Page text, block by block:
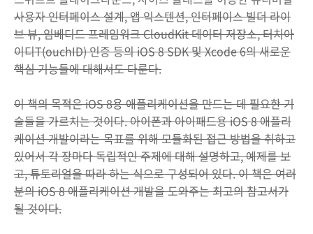
사용자 인터페이스 설계, 앱 익스텐션, 인터페이스 빌더 라이
브 뷰, 임베디드 프레임워크 CloudKit 데이터 저장소, 터치아
이디T(ouchID) 인증 등의 iOS 8 SDK 및 Xcode 6의 새로운
핵심 기능들에 대해서도 다룬다.
이 책의 목적은 iOS 8용 애플리케이션을 만드는 데 필요한 기
술들을 가르치는 것이다. 아이폰과 아이패드용 iOS 8 애플리
케이션 개발이라는 목표를 위해 모듈화된 접근 방법을 취하고
있어서 각 장마다 독립적인 주제에 대해 설명하고, 예제를 보
고, 튜토리얼을 따라 하는 식으로 구성되어 있다. 이 책은 여러
분의 iOS 8 애플리케이션 개발을 도와주는 최고의 참고서가
될 것이다.